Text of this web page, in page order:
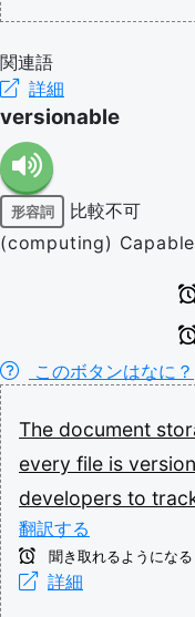
関連語
詳細
versionable
形容詞
比較不可
(computing)
このボタンはなに？
The document
every file is
developers to
翻訳する
聞き取れるようになる
詳細